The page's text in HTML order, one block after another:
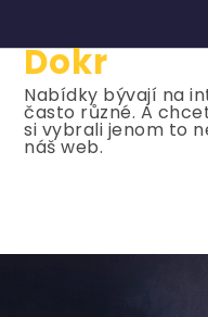
content
Dokr
Nabídky bývají na
často různé. A
si vybrali jenom to
náš web.